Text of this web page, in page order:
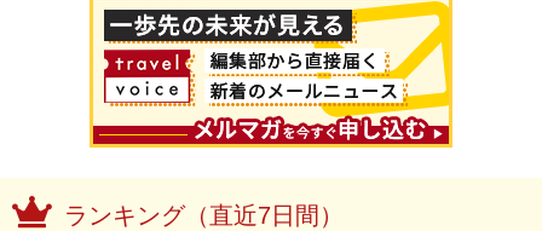
ランキング（直近7日間）